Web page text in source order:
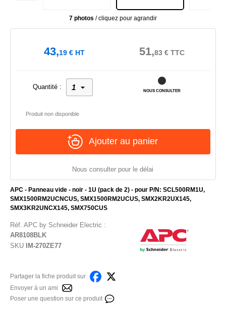
7 photos / cliquez pour agrandir
APC - Panneau vide - noir - 1U (pack de 2) - pour P/N: SCL500RM1U,
SMX1500RM2UCNCUS, SMX1500RM2UCUS, SMX2KR2UX145,
SMX3KR2UNCX145, SMX750CUS
Réf. APC by Schneider Electric :
AR8108BLK
SKU
IM-270ZE77
Partager la fiche produit sur
Envoyer à un ami
Poser une question sur ce produit
43,19€HT 51,83€TTC
Quantité :
NOUS CONSULTER
Produit non disponible
Ajouter au panier
Nous consulter pour le délai